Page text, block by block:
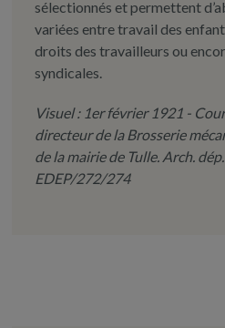
sélectionnés et permettent
variées entre travail des
droits des travailleurs ou
syndicales.
Visuel : 1er février 1921 -
directeur de la Brosserie
de la mairie de Tulle. Arch.
EDEP/272/274